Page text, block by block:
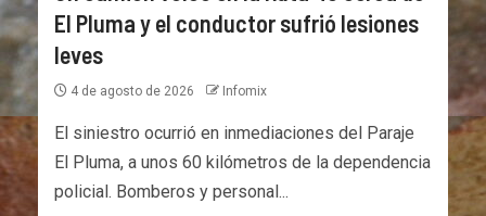
El Pluma y el conductor sufrió lesiones
leves
4 de agosto de 2026 Infomix
El siniestro ocurrió en inmediaciones del Paraje
El Pluma, a unos 60 kilómetros de la dependencia
policial. Bomberos y personal...